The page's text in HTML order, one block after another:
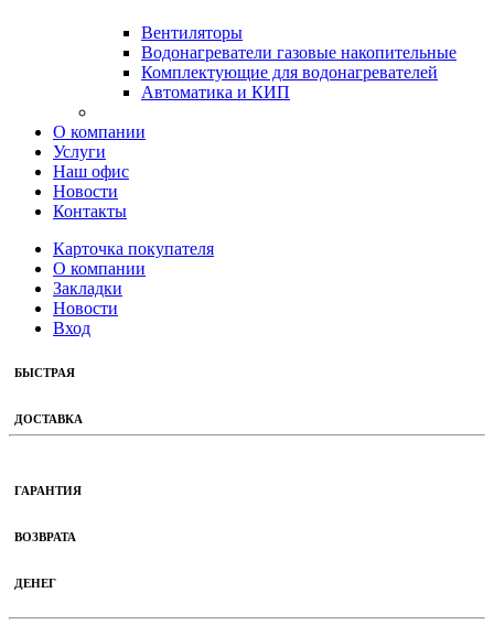
Вентиляторы
Водонагреватели газовые накопительные
Комплектующие для водонагревателей
Автоматика и КИП
О компании
Услуги
Наш офис
Новости
Контакты
Карточка покупателя
О компании
Закладки
Новости
Вход
БЫСТРАЯ
ДОСТАВКА
ГАРАНТИЯ
ВОЗВРАТА
ДЕНЕГ